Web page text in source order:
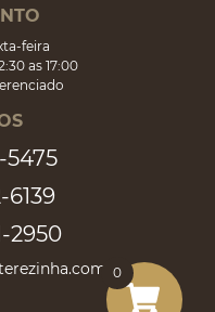
feira
as 17:00
5475
6139
2950
0